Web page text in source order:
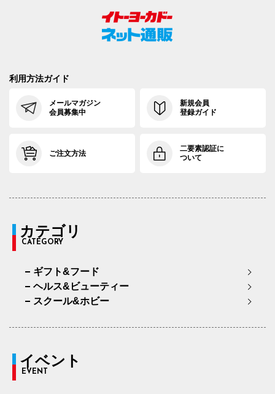
利用方法ガイド
メールマガジン
会員募集中
新規会員
登録ガイド
ご注文方法
二要素認証に
ついて
カテゴリ
CATEGORY
ギフト&フード
ヘルス&ビューティー
スクール&ホビー
イベント
EVENT